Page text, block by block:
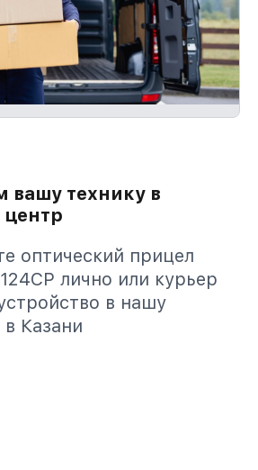
вашу технику в
оптический прицел
лично или курьер
в нашу
Казани